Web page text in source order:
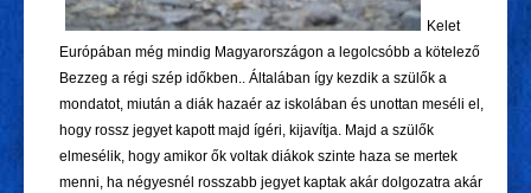
Kelet
Európában még mindig Magyarországon a legolcsóbb a kötelező
Bezzeg a régi szép időkben.. Általában így kezdik a szülők a
mondatot, miután a diák hazaér az iskolában és unottan meséli el,
hogy rossz jegyet kapott majd ígéri, kijavítja. Majd a szülők
elmesélik, hogy amikor ők voltak diákok szinte haza se mertek
menni, ha négyesnél rosszabb jegyet kaptak akár dolgozatra akár